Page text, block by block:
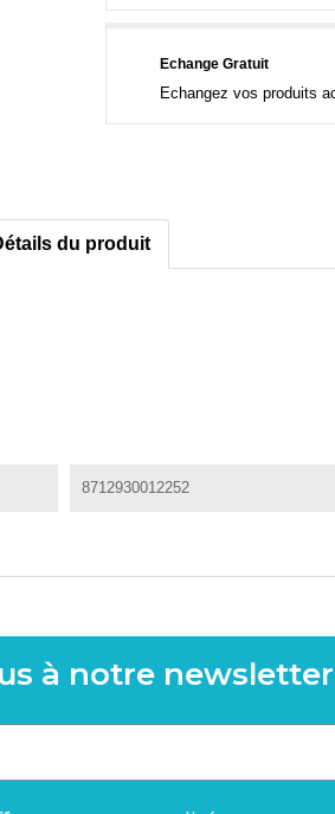
Echange Gratuit
Echangez vos produits
du produit
8712930012252
à notre newsletter